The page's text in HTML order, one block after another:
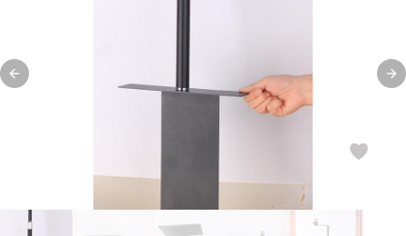
Previous slide